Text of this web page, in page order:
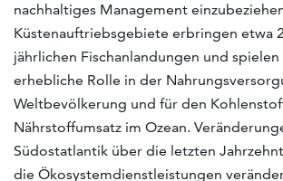
nachhaltiges Management
Küstenauftriebsgebiete erbringen etwa
jährlichen Fischanlandungen und
erhebliche Rolle in der
Weltbevölkerung und für den
Nährstoffumsatz im Ozean.
Südostatlantik über die letzten
die Ökosystemdienstleistungen